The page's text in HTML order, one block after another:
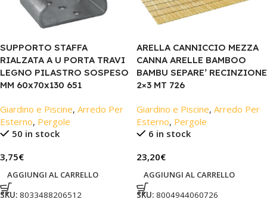
SUPPORTO STAFFA
RIALZATA A U PORTA TRAVI
LEGNO PILASTRO SOSPESO
MM 60x70x130 651
Giardino e Piscine, Arredo Per
Esterno, Pergole
50 in stock
3,75€
AGGIUNGI AL CARRELLO
SKU: 8033488206512
ARELLA CANNICCIO MEZZA
CANNA ARELLE BAMBOO
BAMBU SEPARE’ RECINZIONE
2×3 MT 726
Giardino e Piscine, Arredo Per
Esterno, Pergole
6 in stock
23,20€
AGGIUNGI AL CARRELLO
SKU: 8004944060726